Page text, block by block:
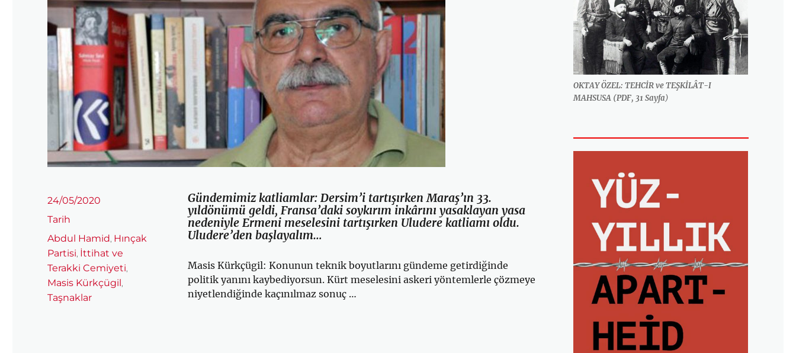
Gündemimiz katliamlar: Dersim’i tartışırken Maraş’ın 33.
yıldönümü geldi, Fransa’daki soykırım inkârını yasaklayan yasa
nedeniyle Ermeni meselesini tartışırken Uludere katliamı oldu.
Uludere’den başlayalım…
Masis Kürkçügil: Konunun teknik boyutlarını gündeme getirdiğinde
politik yanını kaybediyorsun. Kürt meselesini askeri yöntemlerle çözmeye
niyetlendiğinde kaçınılmaz sonuç …
Yayın
24/05/2020
Kategoriler
Tarih
Etiketler
Abdul Hamid, Hınçak
Partisi, İttihat ve
Terakki Cemiyeti,
Masis Kürkçügil,
Taşnaklar
OKTAY ÖZEL: TEHCİR ve TEŞKİLÂT-I
MAHSUSA (PDF, 31 Sayfa)